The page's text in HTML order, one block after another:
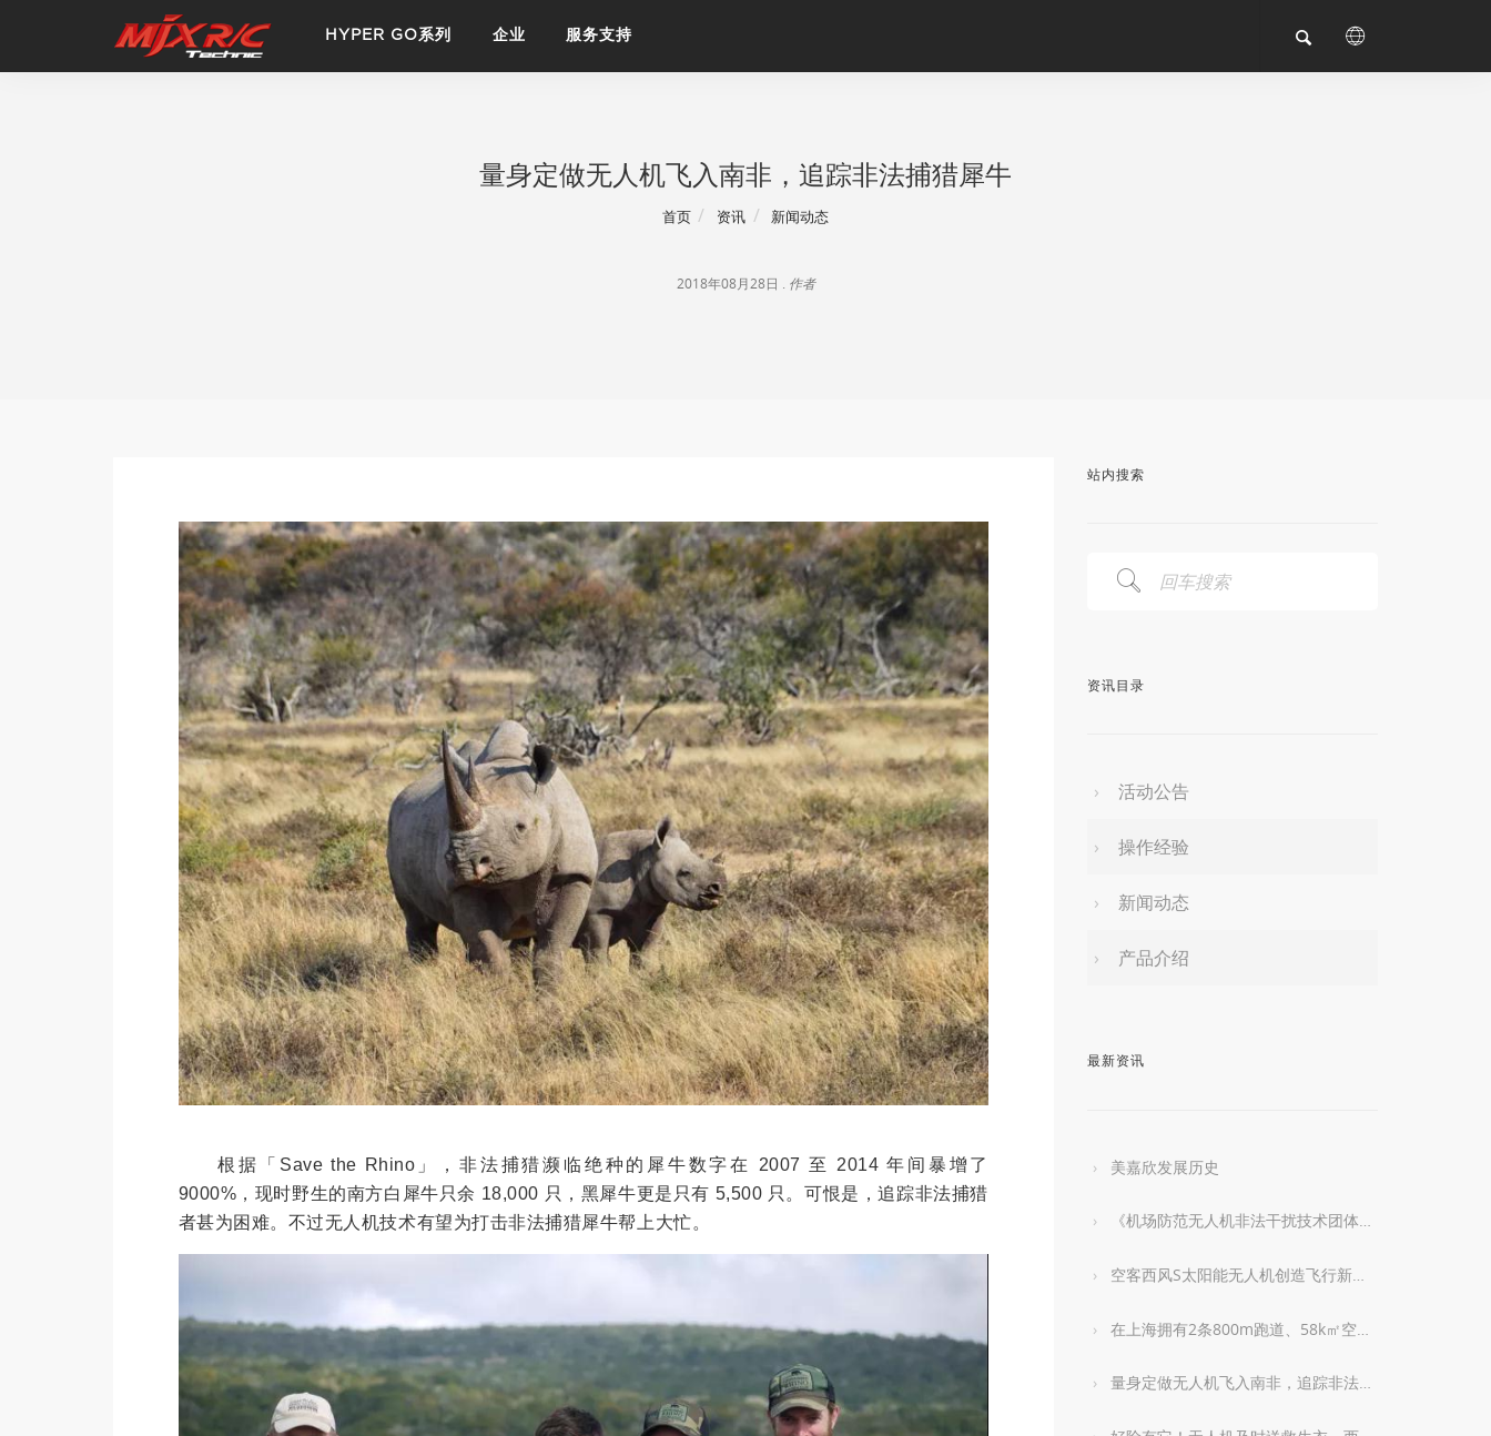
HYPER GO系列 企业 服务支持
量身定做无人机飞入南非，追踪非法捕猎犀牛
首页 资讯 新闻动态
2018年08月28日 . 作者
根据「Save the Rhino」，非法捕猎濒临绝种的犀牛数字在 2007 至 2014 年间暴增了
9000%，现时野生的南方白犀牛只余 18,000 只，黑犀牛更是只有 5,500 只。可恨是，追踪非法捕猎
者甚为困难。不过无人机技术有望为打击非法捕猎犀牛帮上大忙。
站内搜索
资讯目录
活动公告
操作经验
新闻动态
产品介绍
最新资讯
美嘉欣发展历史
《机场防范无人机非法干扰技术团体标准》启动编制
空客西风S太阳能无人机创造飞行新记录
在上海拥有2条800m跑道、58k㎡空域的无人机基地长啥样？
量身定做无人机飞入南非，追踪非法捕猎犀牛